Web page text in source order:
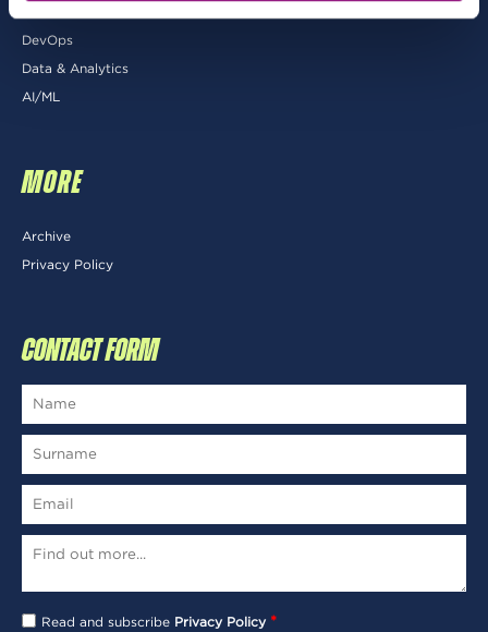
DevOps
Data & Analytics
AI/ML
MORE
Archive
Privacy Policy
CONTACT FORM
Read and subscribe Privacy Policy *